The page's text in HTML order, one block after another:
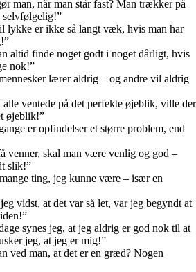
man, når man står fast? Man trækker på
selvfølgelig!”
lykke er ikke så langt væk, hvis man har
altid finde noget godt i noget dårligt, hvis
nok!”
lærer aldrig – og andre vil aldrig
ventede på det perfekte øjeblik, ville der
øjeblik!”
er opfindelser et større problem, end
venner, skal man være venlig og god –
slik!”
ting, jeg kunne være – især en
vidst, at det var så let, var jeg begyndt at
synes jeg, at jeg aldrig er god nok til at
jeg, at jeg er mig!”
ved man, at det er en græd? Nogen